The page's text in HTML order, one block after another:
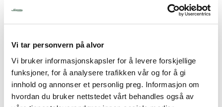
Vi tar personvern på alvor
Vi bruker informasjonskapsler for å levere forskjellige
funksjoner, for å analysere trafikken vår og for å gi
innhold og annonser et personlig preg. Informasjon om
hvordan du bruker nettstedet vårt behandles også av
Spesifikasjoner
Tilbehør
GN kantine i rustfritt stål. Rustfrie kantiner egner seg